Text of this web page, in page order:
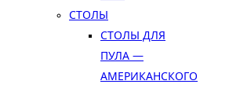
СТОЛЫ
СТОЛЫ ДЛЯ
ПУЛА —
АМЕРИКАНСКОГО